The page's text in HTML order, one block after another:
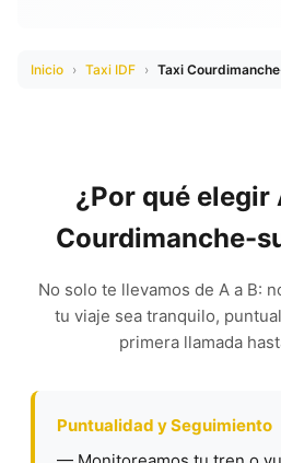
Inicio › Taxi IDF › Taxi
¿Por qué elegir
Courdimanche-
No solo te llevamos de A a B:
tu viaje sea tranquilo,
primera llamada
Puntualidad y Seguimiento